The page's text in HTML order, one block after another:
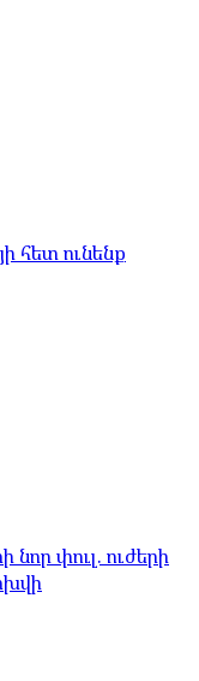
հետ ունենք
նոր փուլ. ուժերի